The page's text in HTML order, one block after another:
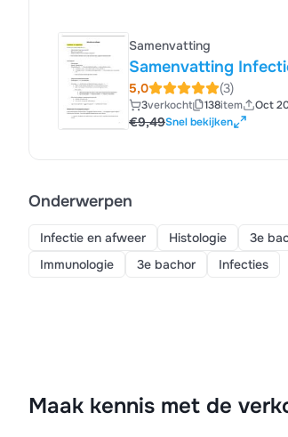
Samenvatting
Samenvatting
5,0 (3)
3verkocht 138item Oct
€9,49Snel bekijken
Onderwerpen
Infectie en afweer Histologie 3e
Immunologie
3e bachor Infecties
Maak kennis met de